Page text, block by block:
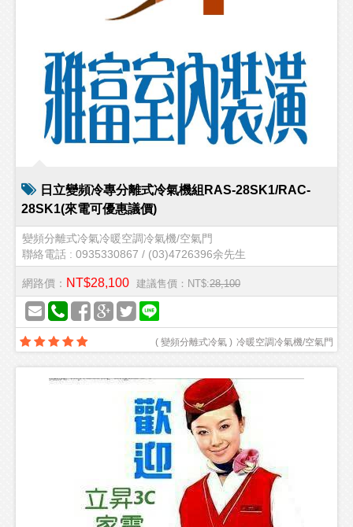
日立變頻冷專分離式冷氣機組RAS-28SK1/RAC-
28SK1(來電可優惠議價)
變頻分離式冷氣冷暖空調冷氣機/空氣門
聯絡電話 : 0935330867 / (03)4726396余先生
網路價： NT$28,100 建議售價：NT$:28,100
冷暖空調冷氣機/空氣門
( 變頻分離式冷氣 )